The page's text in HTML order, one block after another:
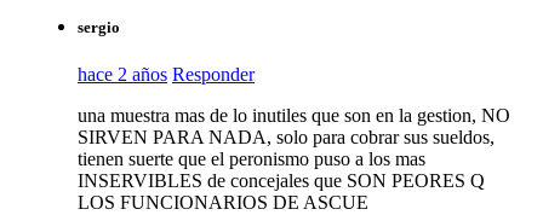
sergio
hace 2 años Responder
una muestra mas de lo inutiles que son en la gestion, NO
SIRVEN PARA NADA, solo para cobrar sus sueldos,
tienen suerte que el peronismo puso a los mas
INSERVIBLES de concejales que SON PEORES Q
LOS FUNCIONARIOS DE ASCUE